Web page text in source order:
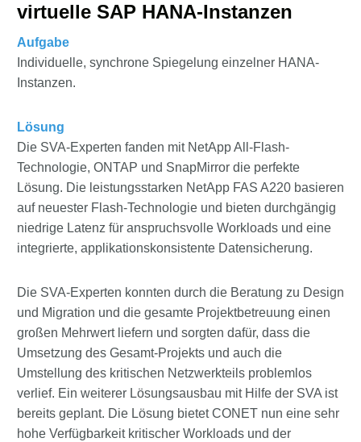
virtuelle SAP HANA-Instanzen
Aufgabe
Individuelle, synchrone Spiegelung einzelner HANA-
Instanzen.
Lösung
Die SVA-Experten fanden mit NetApp All-Flash-
Technologie, ONTAP und SnapMirror die perfekte
Lösung. Die leistungsstarken NetApp FAS A220 basieren
auf neuester Flash-Technologie und bieten durchgängig
niedrige Latenz für anspruchsvolle Workloads und eine
integrierte, applikationskonsistente Datensicherung.
Die SVA-Experten konnten durch die Beratung zu Design
und Migration und die gesamte Projektbetreuung einen
großen Mehrwert liefern und sorgten dafür, dass die
Umsetzung des Gesamt-Projekts und auch die
Umstellung des kritischen Netzwerkteils problemlos
verlief. Ein weiterer Lösungsausbau mit Hilfe der SVA ist
bereits geplant. Die Lösung bietet CONET nun eine sehr
hohe Verfügbarkeit kritischer Workloads und der